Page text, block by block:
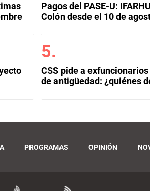
Pagos del PASE-U:
Colón desde el 10 de
CSS pide a
de antigüedad: ¿quiénes
PROGRAMAS OPINIÓN